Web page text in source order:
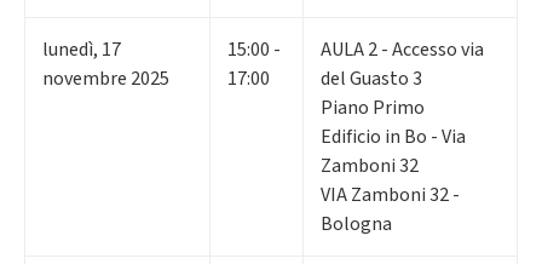
lunedì, 17
novembre 2025
15:00 -
17:00
AULA 2 - Accesso via
del Guasto 3
Piano Primo
Edificio in Bo - Via
Zamboni 32
VIA Zamboni 32 -
Bologna